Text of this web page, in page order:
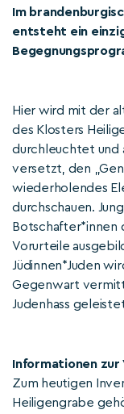
Im
entsteht ein
Hier wird mit der
des Klosters
durchleuchtet und
versetzt, den
wiederholendes
durchschauen.
Botschafter*innen
Vorurteile
Jüdinnen*Juden
Gegenwart
Judenhass
Informationen zur
Zum heutigen
Heiligengrabe